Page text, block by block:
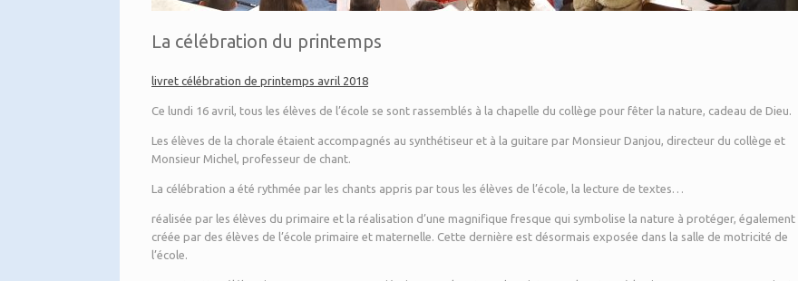
La célébration du printemps
livret célébration de printemps avril 2018
Ce lundi 16 avril, tous les élèves de l’école se sont rassemblés à la chapelle du collège pour fêter la nature, cadeau de Dieu.
Les élèves de la chorale étaient accompagnés au synthétiseur et à la guitare par Monsieur Danjou, directeur du collège et
Monsieur Michel, professeur de chant.
La célébration a été rythmée par les chants appris par tous les élèves de l’école, la lecture de textes…
réalisée par les élèves du primaire et la réalisation d’une magnifique fresque qui symbolise la nature à protéger, également
créée par des élèves de l’école primaire et maternelle. Cette dernière est désormais exposée dans la salle de motricité de
l’école.